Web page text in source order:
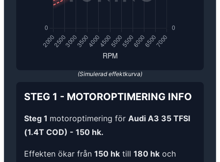
(Simulerad effektkurva)
STEG 1 - MOTOROPTIMERING INFO
Steg 1 motoroptimering för Audi A3 35 TFSI
(1.4T COD) - 150 hk.
Effekten ökar från 150 hk till 180 hk och